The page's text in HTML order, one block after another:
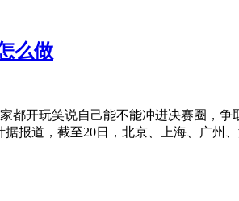
么做
都开玩笑说自己能不能冲进决赛圈，
报道，截至20日，北京、上海、广州